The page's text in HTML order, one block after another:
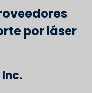
por láser